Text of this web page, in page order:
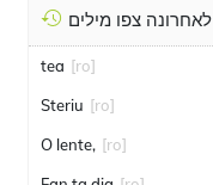
לאחרונה צפו מילים
tea [ro]
Steriu [ro]
O lente, [ro]